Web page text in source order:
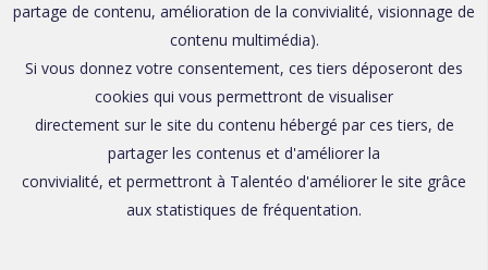
partage de contenu, amélioration de la convivialité, visionnage de
contenu multimédia).
Si vous donnez votre consentement, ces tiers déposeront des
cookies qui vous permettront de visualiser
directement sur le site du contenu hébergé par ces tiers, de
partager les contenus et d'améliorer la
convivialité, et permettront à Talentéo d'améliorer le site grâce
aux statistiques de fréquentation.